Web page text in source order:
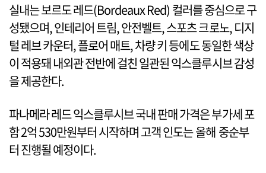
실내는 보르도 레드(Bordeaux Red) 컬러를 중심으로 구
성됐으며, 인테리어 트림, 안전벨트, 스포츠 크로노, 디지
털 레브 카운터, 플로어 매트, 차량 키 등에도 동일한 색상
이 적용돼 내외관 전반에 걸친 일관된 익스클루시브 감성
을 제공한다.
파나메라 레드 익스클루시브 국내 판매 가격은 부가세 포
함 2억 530만원부터 시작하며 고객 인도는 올해 중순부
터 진행될 예정이다.